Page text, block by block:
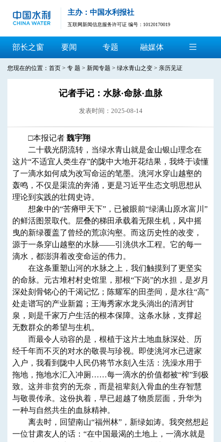
主办：中国水利报社
互联网新闻信息服务许可证 编号：10120170019
部长之窗 要闻 专题 融媒体
您现在的位置： 首页 > 专 题 > 新闻专题 > 绿水青山之变 > 亲历见证
记者手记：水脉·命脉·血脉
发表时间：2025-08-14
□本报记者 魏宇翔
二十载光阴流转，当绿水青山就是金山银山理念在
这片“不适宜人类生存”的陇中大地开花结果，我终于读懂
了一滴水如何成为改写命运的笔墨。洮河水穿山越壑的
轰鸣，不仅是渠流的奔涌，更是习近平生态文明思想从
理论到实践的壮阔史诗。
想象中的“苦瘠甲天下”，已被眼前“绿满山原水富川”
的鲜活图景取代。层叠的梯田承载着无限生机，风中摇
曳的新绿覆盖了曾经的荒凉沟壑。而这历史性的改变，
源于一条穿山越壑的水脉——引洮供水工程。它的每一
滴水，都澎湃着改变命运的伟力。
在这条重塑山河的水脉之上，我们触摸到了更坚实
的命脉。元古堆村村史馆里，那根“下岗”的水担，是岁月
深处刻骨铭心的干渴记忆；陈耀军的田垄间，是水往“高”
处走谱写的产业新篇；王海秀家水龙头淌出的清冽甘
泉，则是千家万户生活的根本保障。这条水脉，支撑起
无数群众的希望与生机。
而最令人动容的是，根植于这片土地血脉深处、历
经千年而不灭的对水的敬畏与珍视。即使洮河水已进家
入户，我看到陇中人民仍将节水刻入生活：洗澡水用于
拖地，拖地水汇入冲厕……每一滴水的价值都被“榨”到极
致。这并非贫穷的无奈，而是祖辈刻入骨血的生存智慧
与敬畏传承。这份执着，早已超越了物质层面，升华为
一种与自然共生的血脉精神。
离去时，回望南山“福州林”，新绿如涛。我突然想起
一位甘肃友人的话：“在中国最渴的土地上，一滴水就是